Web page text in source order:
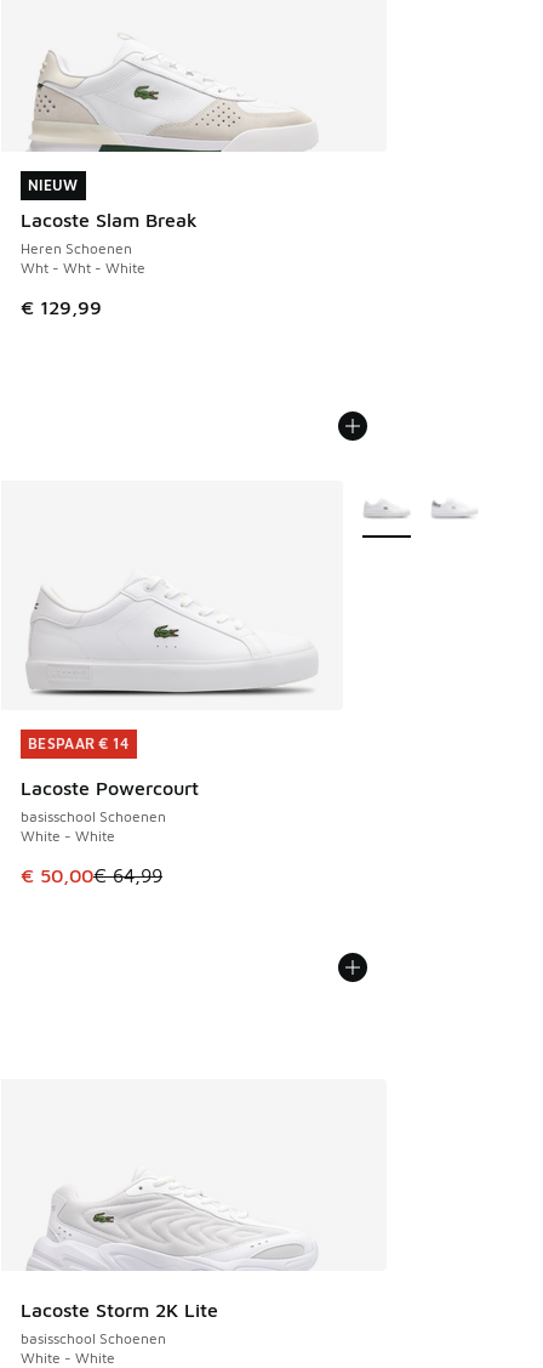
NIEUW
Lacoste Slam Break
Heren Schoenen
Wht - Wht - White
€ 129,99
NIEUW
BESPAAR € 14
Lacoste Powercourt
basisschool Schoenen
White - White
Dit artikel is in de uitverkoop. Dit artikel is in de
€ 50,00€ 64,99
BESPAAR € 14
Meer kleuren
Lacoste Storm 2K Lite
basisschool Schoenen
White - White